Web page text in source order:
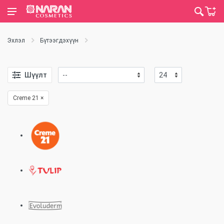
Эхлэл Бүтээгдэхүүн
Шүүлт
Creme 21 ×